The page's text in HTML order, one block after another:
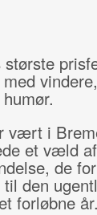
vindere,
vært i
et væld af
de
den
forløbne